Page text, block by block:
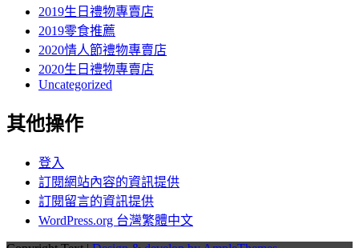
2019生日禮物專賣店
2019零食推薦
2020情人節禮物專賣店
2020生日禮物專賣店
Uncategorized
其他操作
登入
訂閱網站內容的資訊提供
訂閱留言的資訊提供
WordPress.org 台灣繁體中文